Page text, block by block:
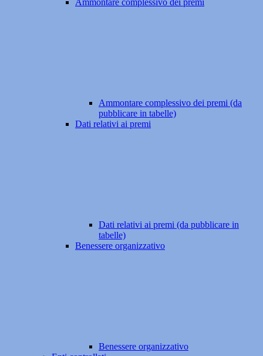
Ammontare complessivo dei premi
Ammontare complessivo dei premi (da
pubblicare in tabelle)
Dati relativi ai premi
Dati relativi ai premi (da pubblicare in
tabelle)
Benessere organizzativo
Benessere organizzativo